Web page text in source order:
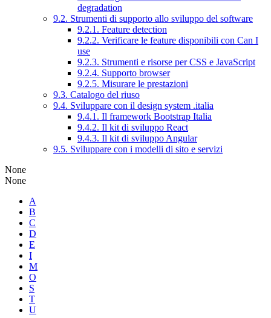
degradation
9.2. Strumenti di supporto allo sviluppo del software
9.2.1. Feature detection
9.2.2. Verificare le feature disponibili con Can I
use
9.2.3. Strumenti e risorse per CSS e JavaScript
9.2.4. Supporto browser
9.2.5. Misurare le prestazioni
9.3. Catalogo del riuso
9.4. Sviluppare con il design system .italia
9.4.1. Il framework Bootstrap Italia
9.4.2. Il kit di sviluppo React
9.4.3. Il kit di sviluppo Angular
9.5. Sviluppare con i modelli di sito e servizi
None
None
A
B
C
D
E
I
M
O
S
T
U